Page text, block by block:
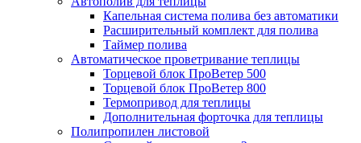
Капельная система полива без автоматики
Расширительный комплект для полива
Таймер полива
Автоматическое проветривание теплицы
Торцевой блок ПроВетер 500
Торцевой блок ПроВетер 800
Термопривод для теплицы
Дополнительная форточка для теплицы
Полипропилен листовой